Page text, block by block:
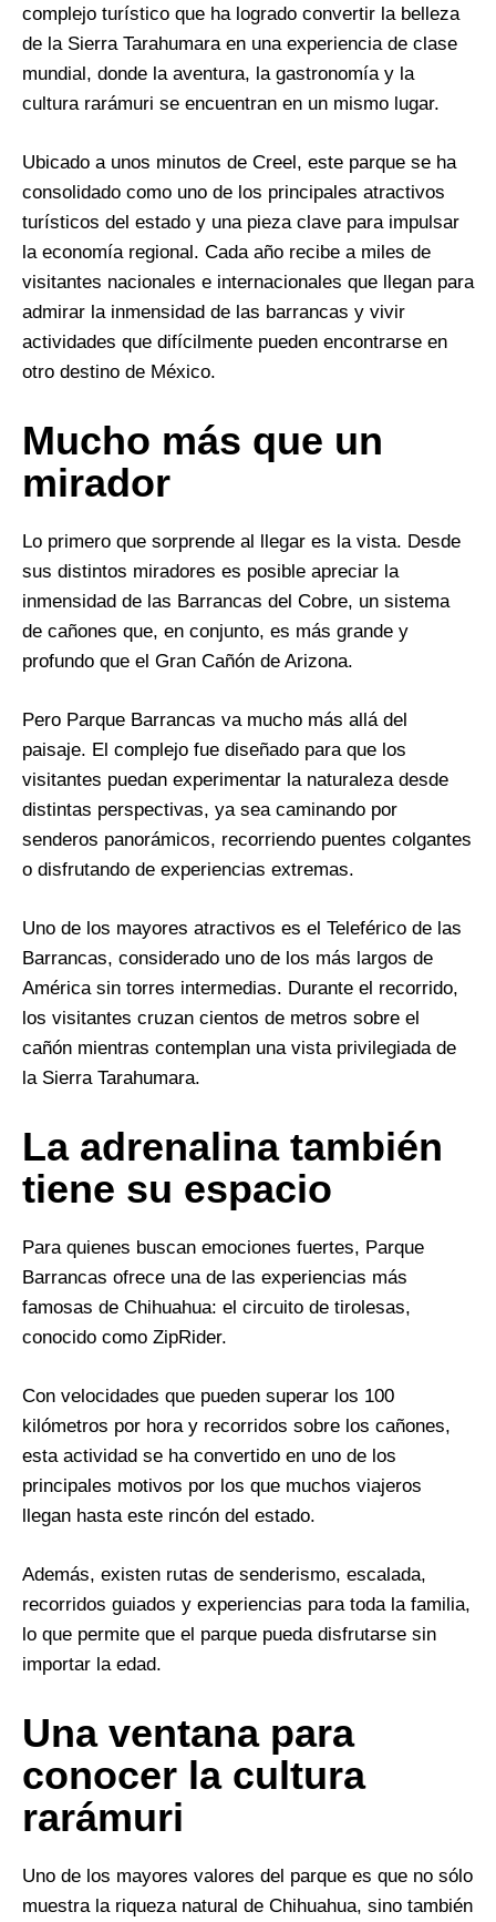
complejo turístico que ha logrado convertir la belleza
de la Sierra Tarahumara en una experiencia de clase
mundial, donde la aventura, la gastronomía y la
cultura rarámuri se encuentran en un mismo lugar.
Ubicado a unos minutos de Creel, este parque se ha
consolidado como uno de los principales atractivos
turísticos del estado y una pieza clave para impulsar
la economía regional. Cada año recibe a miles de
visitantes nacionales e internacionales que llegan para
admirar la inmensidad de las barrancas y vivir
actividades que difícilmente pueden encontrarse en
otro destino de México.
Mucho más que un
mirador
Lo primero que sorprende al llegar es la vista. Desde
sus distintos miradores es posible apreciar la
inmensidad de las Barrancas del Cobre, un sistema
de cañones que, en conjunto, es más grande y
profundo que el Gran Cañón de Arizona.
Pero Parque Barrancas va mucho más allá del
paisaje. El complejo fue diseñado para que los
visitantes puedan experimentar la naturaleza desde
distintas perspectivas, ya sea caminando por
senderos panorámicos, recorriendo puentes colgantes
o disfrutando de experiencias extremas.
Uno de los mayores atractivos es el Teleférico de las
Barrancas, considerado uno de los más largos de
América sin torres intermedias. Durante el recorrido,
los visitantes cruzan cientos de metros sobre el
cañón mientras contemplan una vista privilegiada de
la Sierra Tarahumara.
La adrenalina también
tiene su espacio
Para quienes buscan emociones fuertes, Parque
Barrancas ofrece una de las experiencias más
famosas de Chihuahua: el circuito de tirolesas,
conocido como ZipRider.
Con velocidades que pueden superar los 100
kilómetros por hora y recorridos sobre los cañones,
esta actividad se ha convertido en uno de los
principales motivos por los que muchos viajeros
llegan hasta este rincón del estado.
Además, existen rutas de senderismo, escalada,
recorridos guiados y experiencias para toda la familia,
lo que permite que el parque pueda disfrutarse sin
importar la edad.
Una ventana para
conocer la cultura
rarámuri
Uno de los mayores valores del parque es que no sólo
muestra la riqueza natural de Chihuahua, sino también